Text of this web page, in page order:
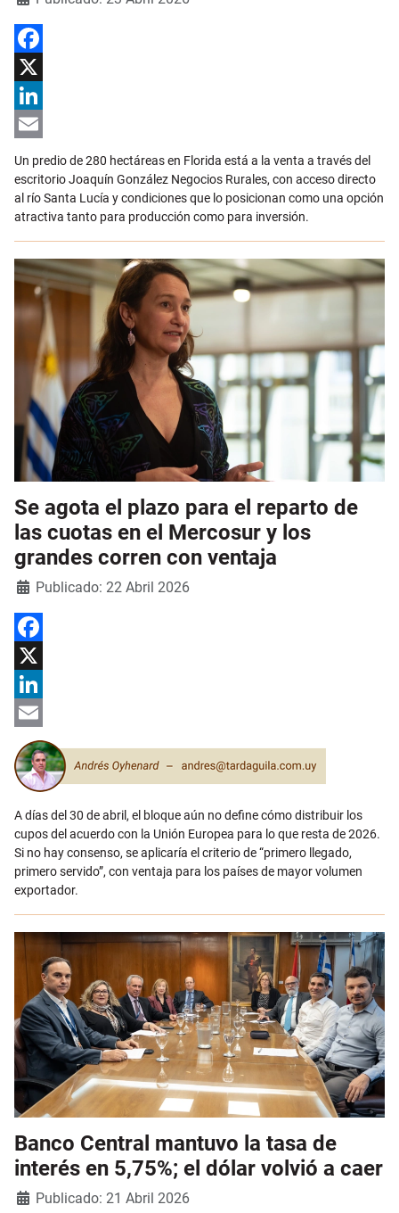
Facebook
X
LinkedIn
Un predio de 280 hectáreas en Florida está a la venta a través del
escritorio Joaquín González Negocios Rurales, con acceso directo
al río Santa Lucía y condiciones que lo posicionan como una opción
atractiva tanto para producción como para inversión.
Se agota el plazo para el reparto de
las cuotas en el Mercosur y los
grandes corren con ventaja
DetallesPublicado: 22 Abril 2026
Facebook
X
LinkedIn
Email
A días del 30 de abril, el bloque aún no define cómo distribuir los
cupos del acuerdo con la Unión Europea para lo que resta de 2026.
Si no hay consenso, se aplicaría el criterio de “primero llegado,
primero servido”, con ventaja para los países de mayor volumen
exportador.
Banco Central mantuvo la tasa de
interés en 5,75%; el dólar volvió a caer
DetallesPublicado: 21 Abril 2026